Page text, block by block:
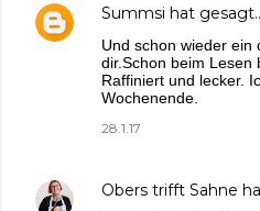
Summsi hat
Und schon wieder ein
dir.Schon beim Lesen
Raffiniert und lecker.
Wochenende.
28.1.17
Obers trifft Sahne